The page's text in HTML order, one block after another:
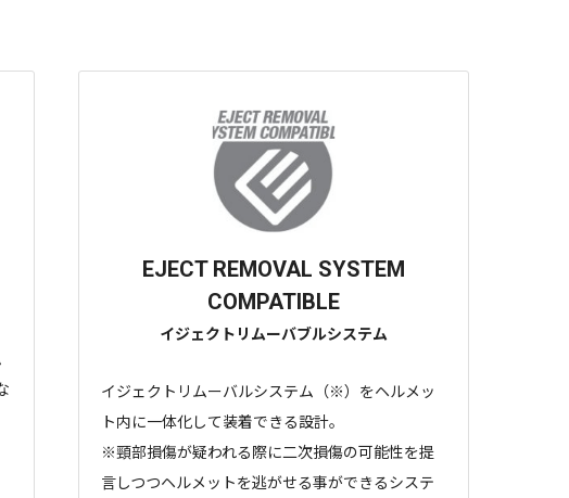
EJECT REMOVAL SYSTEM
COMPATIBLE
イジェクトリムーバブルシステム
イジェクトリムーバルシステム（※）をヘルメッ
ト内に一体化して装着できる設計。
※頸部損傷が疑われる際に二次損傷の可能性を提
言しつつヘルメットを逃がせる事ができるシステ